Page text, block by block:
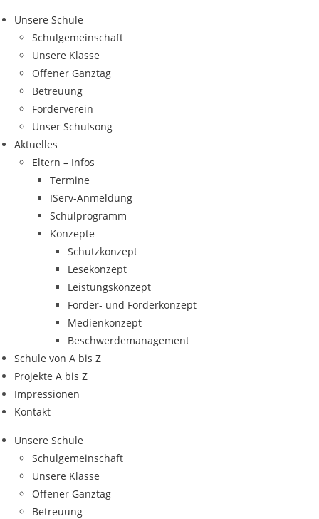
Zum
Inhalt
springen
Unsere Schule
Schulgemeinschaft
Unsere Klasse
Offener Ganztag
Betreuung
Förderverein
Unser Schulsong
Aktuelles
Eltern – Infos
Termine
IServ-Anmeldung
Schulprogramm
Konzepte
Schutzkonzept
Lesekonzept
Leistungskonzept
Förder- und Forderkonzept
Medienkonzept
Beschwerdemanagement
Schule von A bis Z
Projekte A bis Z
Impressionen
Kontakt
Unsere Schule
Schulgemeinschaft
Unsere Klasse
Offener Ganztag
Betreuung